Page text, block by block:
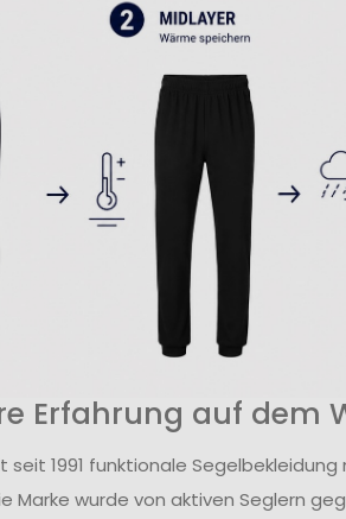
Erfahrung auf dem
1991 funktionale Segelbekleidung
Marke wurde von aktiven Seglern